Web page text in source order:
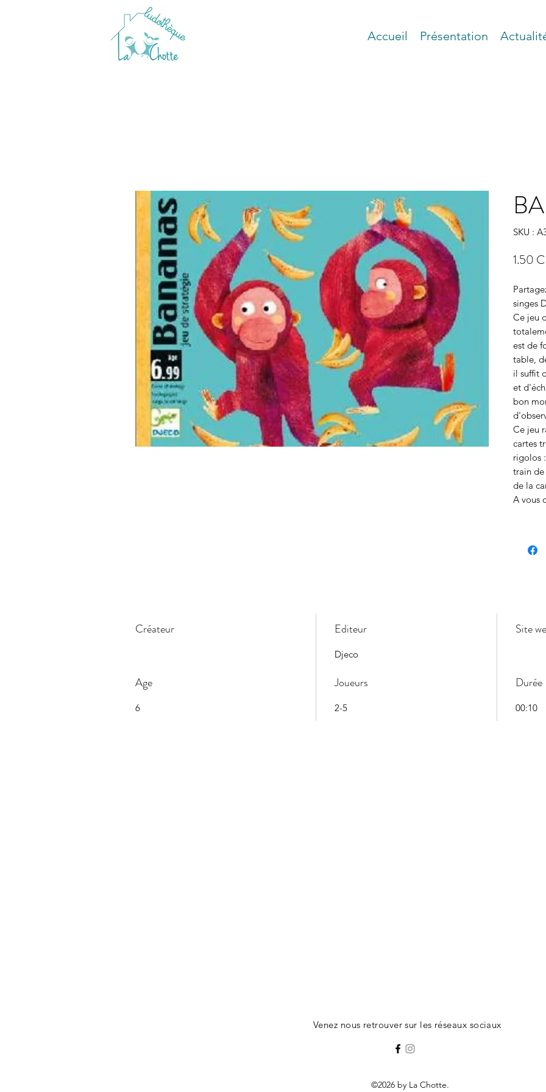
Accueil Présentation
SKU :
1.50
singes
Ce jeu
est de
table,
il suffit
et
bon
Ce jeu
cartes
rigolos
train de
de la
A vous
Créateur Editeur
Djeco
Site
Age
6
Joueurs
2-5
Durée
00:10
Venez nous retrouver sur les réseaux sociaux
©2026 by La Chotte.